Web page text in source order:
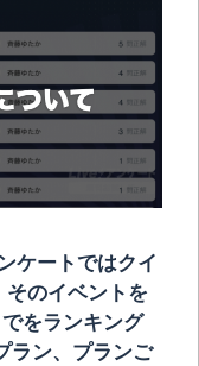
ケートではクイ
のイベントを
をランキング
ラン、プランご